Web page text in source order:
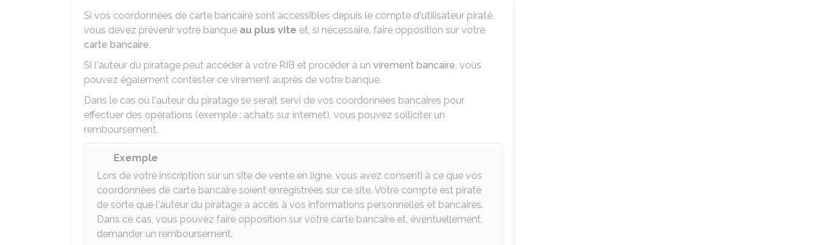
Si vos coordonnées de carte bancaire sont accessibles depuis le compte d'utilisateur piraté,
vous devez prévenir votre banque au plus vite et, si nécessaire, faire opposition sur votre
carte bancaire.
Si l'auteur du piratage peut accéder à votre RIB et procéder à un virement bancaire, vous
pouvez également contester ce virement auprès de votre banque.
Dans le cas où l'auteur du piratage se serait servi de vos coordonnées bancaires pour
effectuer des opérations (exemple : achats sur internet), vous pouvez solliciter un
remboursement.
Exemple
Lors de votre inscription sur un site de vente en ligne, vous avez consenti à ce que vos
coordonnées de carte bancaire soient enregistrées sur ce site. Votre compte est piraté
de sorte que l'auteur du piratage a accès à vos informations personnelles et bancaires.
Dans ce cas, vous pouvez faire opposition sur votre carte bancaire et, éventuellement,
demander un remboursement.